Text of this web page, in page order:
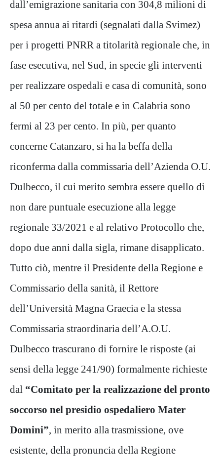
dall’emigrazione sanitaria con 304,8 milioni di
spesa annua ai ritardi (segnalati dalla Svimez)
per i progetti PNRR a titolarità regionale che, in
fase esecutiva, nel Sud, in specie gli interventi
per realizzare ospedali e casa di comunità, sono
al 50 per cento del totale e in Calabria sono
fermi al 23 per cento. In più, per quanto
concerne Catanzaro, si ha la beffa della
riconferma dalla commissaria dell’Azienda O.U.
Dulbecco, il cui merito sembra essere quello di
non dare puntuale esecuzione alla legge
regionale 33/2021 e al relativo Protocollo che,
dopo due anni dalla sigla, rimane disapplicato.
Tutto ciò, mentre il Presidente della Regione e
Commissario della sanità, il Rettore
dell’Università Magna Graecia e la stessa
Commissaria straordinaria dell’A.O.U.
Dulbecco trascurano di fornire le risposte (ai
sensi della legge 241/90) formalmente richieste
dal “Comitato per la realizzazione del pronto
soccorso nel presidio ospedaliero Mater
Domini”, in merito alla trasmissione, ove
esistente, della pronuncia della Regione